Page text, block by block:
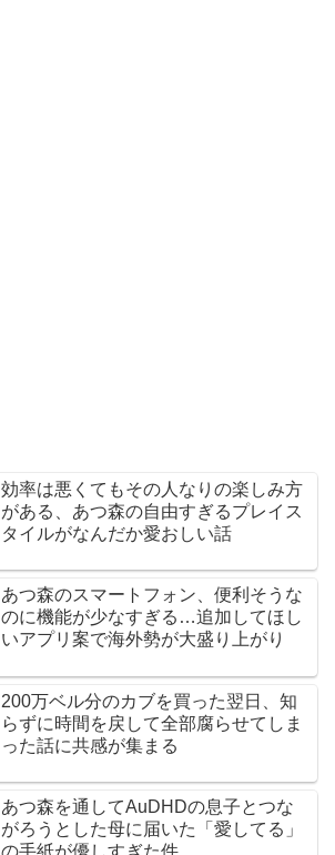
効率は悪くてもその人なりの楽しみ方
がある、あつ森の自由すぎるプレイス
タイルがなんだか愛おしい話
あつ森のスマートフォン、便利そうな
のに機能が少なすぎる…追加してほし
いアプリ案で海外勢が大盛り上がり
200万ベル分のカブを買った翌日、知
らずに時間を戻して全部腐らせてしま
った話に共感が集まる
あつ森を通してAuDHDの息子とつな
がろうとした母に届いた「愛してる」
の手紙が優しすぎた件